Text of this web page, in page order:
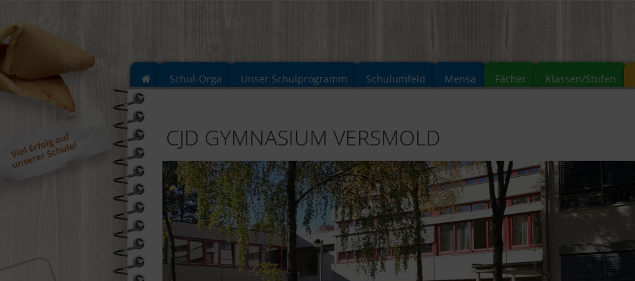
Schul-Orga Unser Schulprogramm Schulumfeld Mensa Fächer Klassen/Stufen
CJD GYMNASIUM VERSMOLD